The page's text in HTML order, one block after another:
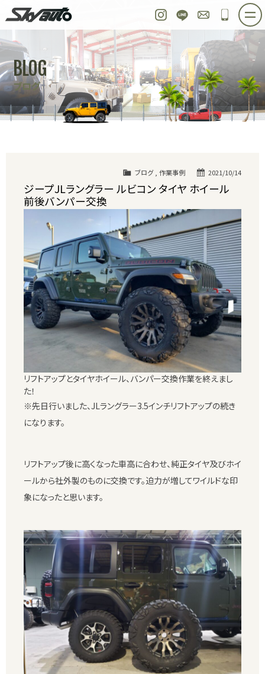
Instagram
LINE お問い合わせ
048-
ホーム 在庫車情報 ご購入プラン
整備作業実例 パーツ販売 買取＆オーダー
店舗紹介 工場紹介 会社概要
スタッフ紹介 求人情報 公式ブログ
BLOG
ブログ
2021/10/14
ブログ, 作業事例
ジープJLラングラー ルビコン タイヤ ホイール
前後バンパー交換
リフトアップとタイヤホイール、バンパー交換作業を終えまし
た！
※先日行いました、JLラングラー3.5インチリフトアップの続き
になります。
リフトアップ後に高くなった車高に合わせ、純正タイヤ及びホイ
ールから社外製のものに交換です。迫力が増してワイルドな印
象になったと思います。